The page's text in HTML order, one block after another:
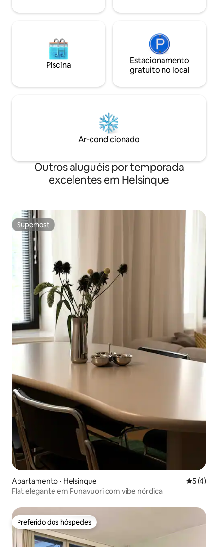
Bob está pronto quando você estiver.
Piscina
Estacionamento
gratuito no local
Ar-condicionado
Outros aluguéis por temporada
excelentes em Helsinque
Superhost
Superhost
Apartamento ⋅ Helsinque 5 de
5 (4)
Flat elegante em Punavuori com vibe nórdica
Preferido dos hóspedes
Preferido dos hóspedes